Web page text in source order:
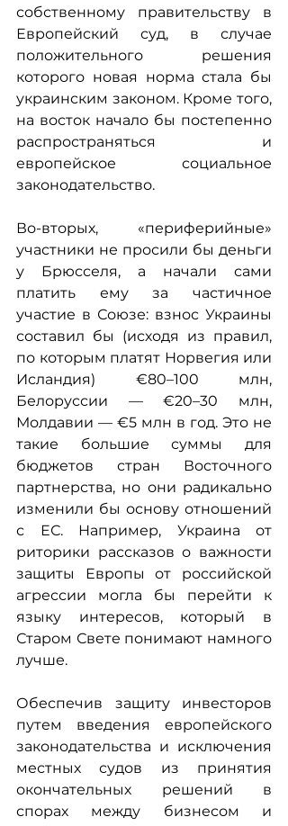
собственному правительству в
Европейский суд, в случае
положительного решения
которого новая норма стала бы
украинским законом. Кроме того,
на восток начало бы постепенно
распространяться и
европейское социальное
законодательство.
Во-вторых, «периферийные»
участники не просили бы деньги
у Брюсселя, а начали сами
платить ему за частичное
участие в Союзе: взнос Украины
составил бы (исходя из правил,
по которым платят Норвегия или
Исландия) €80–100 млн,
Белоруссии — €20–30 млн,
Молдавии — €5 млн в год. Это не
такие большие суммы для
бюджетов стран Восточного
партнерства, но они радикально
изменили бы основу отношений
с ЕС. Например, Украина от
риторики рассказов о важности
защиты Европы от российской
агрессии могла бы перейти к
языку интересов, который в
Старом Свете понимают намного
лучше.
Обеспечив защиту инвесторов
путем введения европейского
законодательства и исключения
местных судов из принятия
окончательных решений в
спорах между бизнесом и